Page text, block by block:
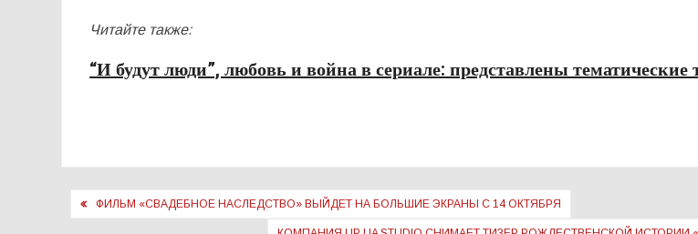
Читайте также:
“И будут люди”, любовь и война в сериале: представлены тематические
Навигация
ФИЛЬМ «СВАДЕБНОЕ НАСЛЕДСТВО» ВЫЙДЕТ НА БОЛЬШИЕ ЭКРАНЫ С 14 ОКТЯБРЯ